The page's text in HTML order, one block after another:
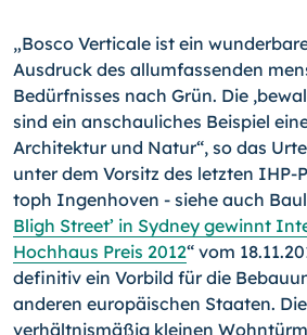
„Bosco Verticale ist ein
Ausdruck des allumfassenden
Bedürfnisses nach Grün. Die
sind ein anschauliches Beispiel
Architektur und Natur“, so das
unter dem Vorsitz des letzten IHP-
toph Ingenhoven - siehe auch
Bligh Street’ in Sydney gewinnt
Hochhaus Preis 2012“ vom
definitiv ein Vorbild für die
anderen europäischen Staaten.
verhältnismäßig kleinen